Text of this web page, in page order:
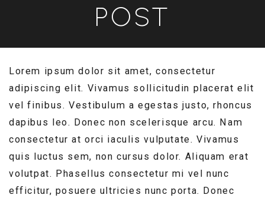
POST
Lorem ipsum dolor sit amet, consectetur
adipiscing elit. Vivamus sollicitudin placerat elit
vel finibus. Vestibulum a egestas justo, rhoncus
dapibus leo. Donec non scelerisque arcu. Nam
consectetur at orci iaculis vulputate. Vivamus
quis luctus sem, non cursus dolor. Aliquam erat
volutpat. Phasellus consectetur mi vel nunc
efficitur, posuere ultricies nunc porta. Donec